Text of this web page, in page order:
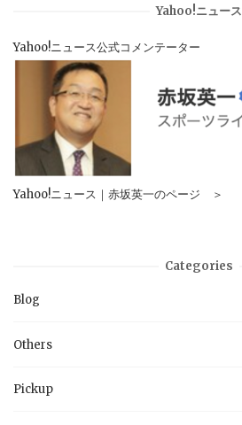
Yahoo!ニュース
Yahoo!ニュース公式コメンテーター
Yahoo!ニュース｜赤坂英一のページ ＞
Categories
Blog
Others
Pickup